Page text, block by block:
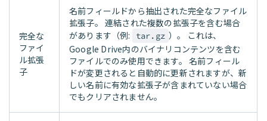
完全な
ファイ
ル拡張
子
名前フィールドから抽出された完全なファイル
拡張子。 連結された複数の拡張子を含む場合
があります（例:
tar.gz ）。 これは、
Google Drive内のバイナリコンテンツを含む
ファイルでのみ使用できます。 名前フィール
ドが変更されると自動的に更新されますが、新
しい名前に有効な拡張子が含まれていない場合
でもクリアされません。